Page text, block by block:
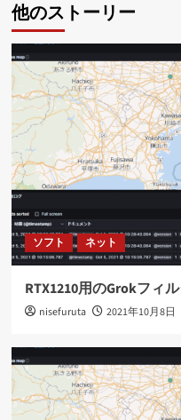
ー
シ
ョ
ン
他のストーリー
ソフト ネット
RTX1210用のGrokフィ
nisefuruta 2021年10月8日